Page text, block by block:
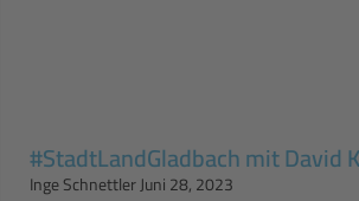
#StadtLandGladbach mit David
Inge SchnettlerJuni 28, 2023